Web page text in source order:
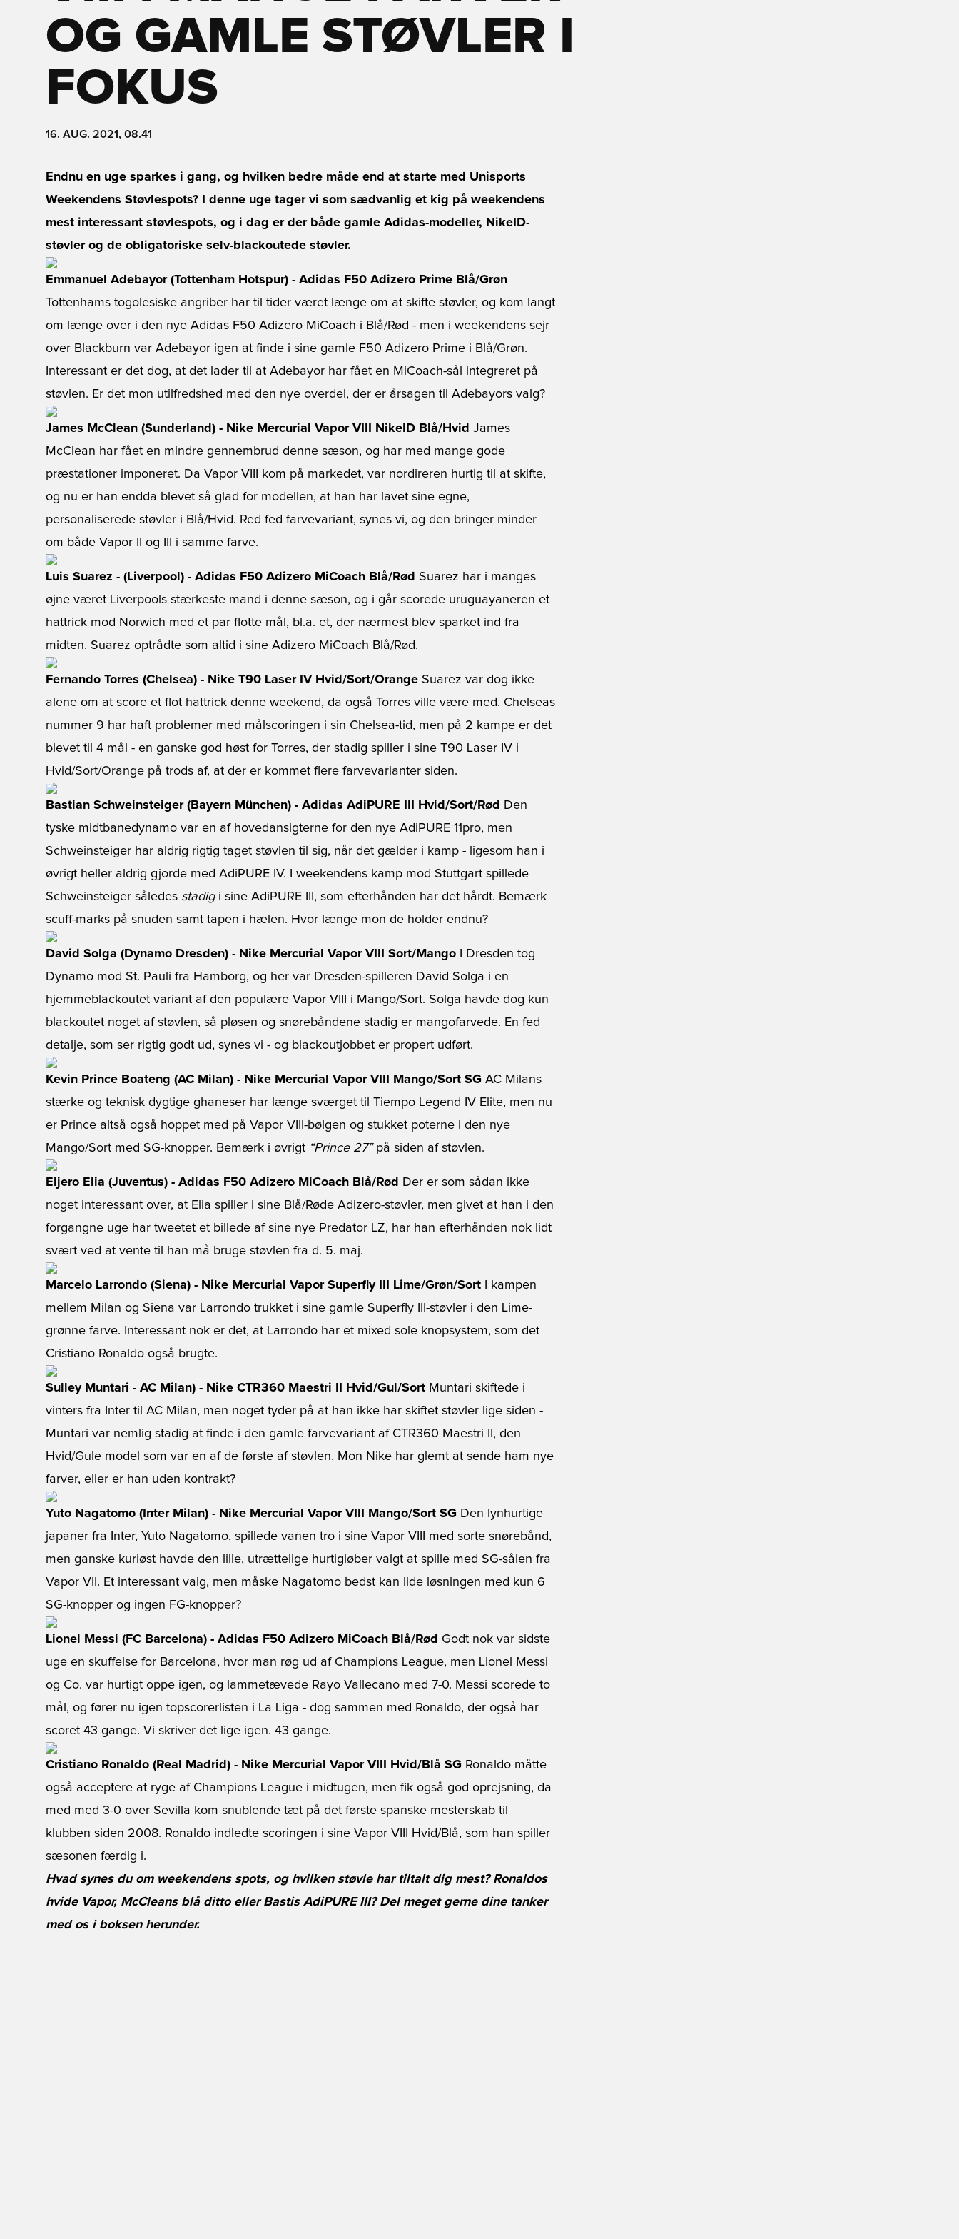
OG GAMLE STØVLER I
FOKUS
16. AUG. 2021, 08.41
Endnu en uge sparkes i gang, og hvilken bedre måde end at starte med Unisports
Weekendens Støvlespots? I denne uge tager vi som sædvanlig et kig på weekendens
mest interessant støvlespots, og i dag er der både gamle Adidas-modeller, NikeID-
støvler og de obligatoriske selv-blackoutede støvler.
Emmanuel Adebayor (Tottenham Hotspur) - Adidas F50 Adizero Prime Blå/Grøn
Tottenhams togolesiske angriber har til tider været længe om at skifte støvler, og kom langt
om længe over i den nye Adidas F50 Adizero MiCoach i Blå/Rød - men i weekendens sejr
over Blackburn var Adebayor igen at finde i sine gamle F50 Adizero Prime i Blå/Grøn.
Interessant er det dog, at det lader til at Adebayor har fået en MiCoach-sål integreret på
støvlen. Er det mon utilfredshed med den nye overdel, der er årsagen til Adebayors valg?
James McClean (Sunderland) - Nike Mercurial Vapor VIII NikeID Blå/Hvid James
McClean har fået en mindre gennembrud denne sæson, og har med mange gode
præstationer imponeret. Da Vapor VIII kom på markedet, var nordireren hurtig til at skifte,
og nu er han endda blevet så glad for modellen, at han har lavet sine egne,
personaliserede støvler i Blå/Hvid. Red fed farvevariant, synes vi, og den bringer minder
om både Vapor II og III i samme farve.
Luis Suarez - (Liverpool) - Adidas F50 Adizero MiCoach Blå/Rød Suarez har i manges
øjne været Liverpools stærkeste mand i denne sæson, og i går scorede uruguayaneren et
hattrick mod Norwich med et par flotte mål, bl.a. et, der nærmest blev sparket ind fra
midten. Suarez optrådte som altid i sine Adizero MiCoach Blå/Rød.
Fernando Torres (Chelsea) - Nike T90 Laser IV Hvid/Sort/Orange Suarez var dog ikke
alene om at score et flot hattrick denne weekend, da også Torres ville være med. Chelseas
nummer 9 har haft problemer med målscoringen i sin Chelsea-tid, men på 2 kampe er det
blevet til 4 mål - en ganske god høst for Torres, der stadig spiller i sine T90 Laser IV i
Hvid/Sort/Orange på trods af, at der er kommet flere farvevarianter siden.
Bastian Schweinsteiger (Bayern München) - Adidas AdiPURE III Hvid/Sort/Rød Den
tyske midtbanedynamo var en af hovedansigterne for den nye AdiPURE 11pro, men
Schweinsteiger har aldrig rigtig taget støvlen til sig, når det gælder i kamp - ligesom han i
øvrigt heller aldrig gjorde med AdiPURE IV. I weekendens kamp mod Stuttgart spillede
Schweinsteiger således stadigi sine AdiPURE III, som efterhånden har det hårdt. Bemærk
scuff-marks på snuden samt tapen i hælen. Hvor længe mon de holder endnu?
David Solga (Dynamo Dresden) - Nike Mercurial Vapor VIII Sort/Mango I Dresden tog
Dynamo mod St. Pauli fra Hamborg, og her var Dresden-spilleren David Solga i en
hjemmeblackoutet variant af den populære Vapor VIII i Mango/Sort. Solga havde dog kun
blackoutet noget af støvlen, så pløsen og snørebåndene stadig er mangofarvede. En fed
detalje, som ser rigtig godt ud, synes vi - og blackoutjobbet er propert udført.
Kevin Prince Boateng (AC Milan) - Nike Mercurial Vapor VIII Mango/Sort SG AC Milans
stærke og teknisk dygtige ghaneser har længe sværget til Tiempo Legend IV Elite, men nu
er Prince altså også hoppet med på Vapor VIII-bølgen og stukket poterne i den nye
Mango/Sort med SG-knopper. Bemærk i øvrigt “Prince 27”på siden af støvlen.
Eljero Elia (Juventus) - Adidas F50 Adizero MiCoach Blå/Rød Der er som sådan ikke
noget interessant over, at Elia spiller i sine Blå/Røde Adizero-støvler, men givet at han i den
forgangne uge har tweetet et billede af sine nye Predator LZ, har han efterhånden nok lidt
svært ved at vente til han må bruge støvlen fra d. 5. maj.
Marcelo Larrondo (Siena) - Nike Mercurial Vapor Superfly III Lime/Grøn/Sort I kampen
mellem Milan og Siena var Larrondo trukket i sine gamle Superfly III-støvler i den Lime-
grønne farve. Interessant nok er det, at Larrondo har et mixed sole knopsystem, som det
Cristiano Ronaldo også brugte.
Sulley Muntari - AC Milan) - Nike CTR360 Maestri II Hvid/Gul/Sort Muntari skiftede i
vinters fra Inter til AC Milan, men noget tyder på at han ikke har skiftet støvler lige siden -
Muntari var nemlig stadig at finde i den gamle farvevariant af CTR360 Maestri II, den
Hvid/Gule model som var en af de første af støvlen. Mon Nike har glemt at sende ham nye
farver, eller er han uden kontrakt?
Yuto Nagatomo (Inter Milan) - Nike Mercurial Vapor VIII Mango/Sort SG Den lynhurtige
japaner fra Inter, Yuto Nagatomo, spillede vanen tro i sine Vapor VIII med sorte snørebånd,
men ganske kuriøst havde den lille, utrættelige hurtigløber valgt at spille med SG-sålen fra
Vapor VII. Et interessant valg, men måske Nagatomo bedst kan lide løsningen med kun 6
SG-knopper og ingen FG-knopper?
Lionel Messi (FC Barcelona) - Adidas F50 Adizero MiCoach Blå/Rød Godt nok var sidste
uge en skuffelse for Barcelona, hvor man røg ud af Champions League, men Lionel Messi
og Co. var hurtigt oppe igen, og lammetævede Rayo Vallecano med 7-0. Messi scorede to
mål, og fører nu igen topscorerlisten i La Liga - dog sammen med Ronaldo, der også har
scoret 43 gange. Vi skriver det lige igen. 43 gange.
Cristiano Ronaldo (Real Madrid) - Nike Mercurial Vapor VIII Hvid/Blå SG Ronaldo måtte
også acceptere at ryge af Champions League i midtugen, men fik også god oprejsning, da
med med 3-0 over Sevilla kom snublende tæt på det første spanske mesterskab til
klubben siden 2008. Ronaldo indledte scoringen i sine Vapor VIII Hvid/Blå, som han spiller
sæsonen færdig i.
Hvad synes du om weekendens spots, og hvilken støvle har tiltalt dig mest? Ronaldos
hvide Vapor, McCleans blå ditto eller Bastis AdiPURE III? Del meget gerne dine tanker
med os i boksen herunder.